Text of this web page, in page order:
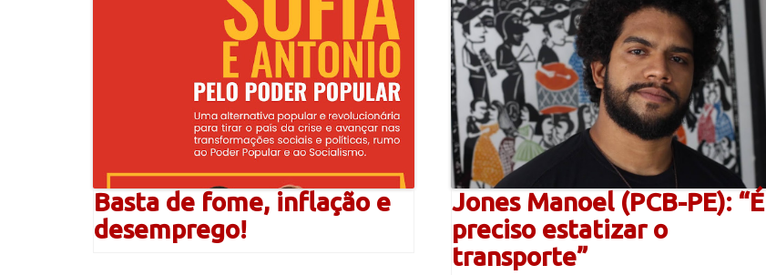
Basta de fome, inflação e
desemprego!
Jones Manoel (PCB-PE): “É
preciso estatizar o
transporte”